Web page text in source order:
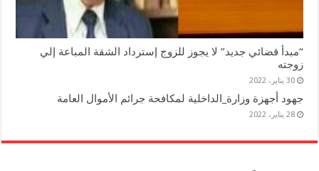
“مبدأ قضائي جديد” لا يجوز للزوج إسترداد الشقة المباعة إلي
زوجته
30 يناير، 2022
جهود أجهزة وزارة_الداخلية لمكافحة جرائم الأموال العامة
28 يناير، 2022